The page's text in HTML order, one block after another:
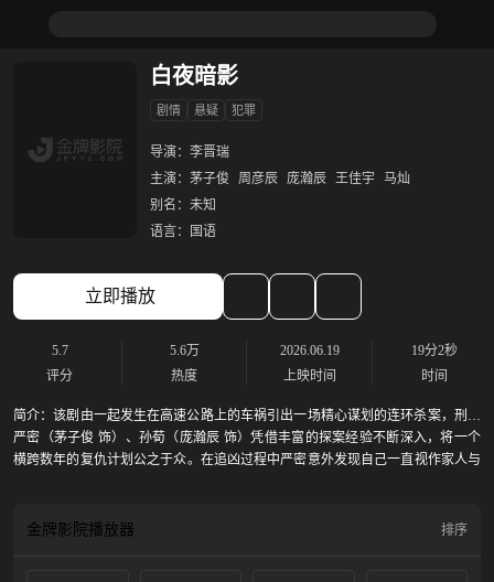
白夜暗影
剧情 悬疑 犯罪
导演： 李晋瑞
主演： 茅子俊 周彦辰 庞瀚辰 王佳宇
马灿
别名： 未知
语言：
国语
立即播放
5.7
评分
5.6万
热度
2026.06.19
上映时间
19分2秒
时间
简介：该剧由一起发生在高速公路上的车祸引出一场精心谋划的连环杀案，刑警
严密（茅子俊 饰）、孙荀（庞瀚辰 饰）凭借丰富的探案经验不断深入，将一个
横跨数年的复仇计划公之于众。在追凶过程中严密意外发现自己一直视作家人与
金牌影院播放器 排序